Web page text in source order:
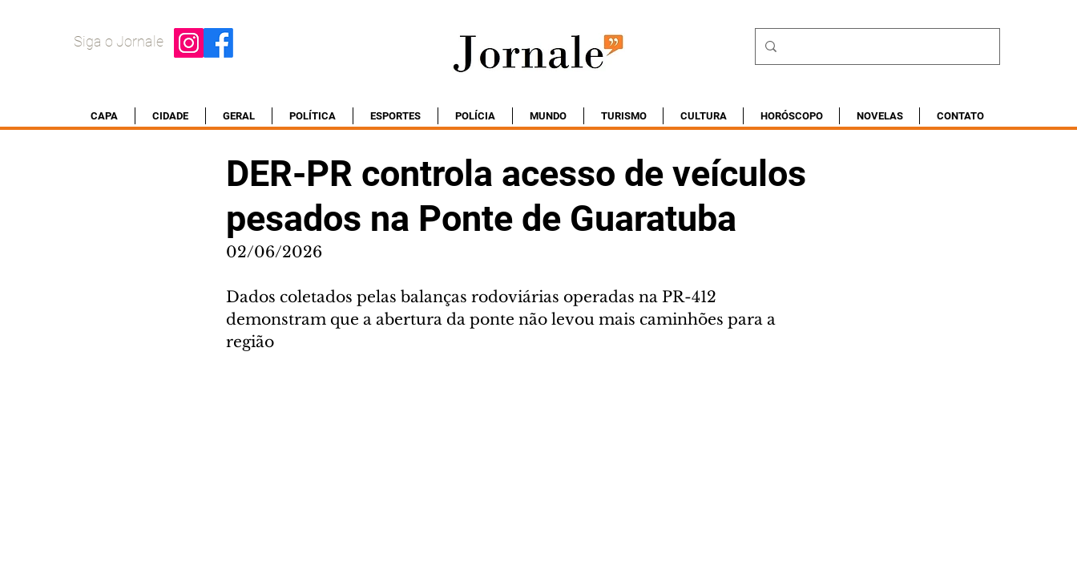
Siga o Jornale
CAPA CIDADE GERAL POLÍTICA ESPORTES POLÍCIA MUNDO TURISMO CULTURA HORÓSCOPO NOVELAS CONTATO
DER-PR controla acesso de veículos
pesados na Ponte de Guaratuba
02/06/2026
Dados coletados pelas balanças rodoviárias operadas na PR-412
demonstram que a abertura da ponte não levou mais caminhões para a
região